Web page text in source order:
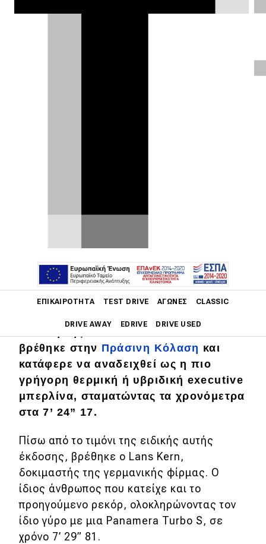
ΕΠΙΚΑΙΡΌΤΗΤΑ TEST DRIVE ΑΓΏΝΕΣ CLASSIC
DRIVE AWAY EDRIVE DRIVE USED
Main navigation
Επικαιρότητα
Νέα μοντέλα
Πρωτότυπα
Ελλάδα
Κόσμος
Τεχνολογία
Ασφάλεια
Αγορά
προηγούμενο ρεκόρ της. Και το
βρέθηκε στην Πράσινη Κόλαση και
κατάφερε να αναδειχθεί ως η πιο
γρήγορη θερμική ή υβριδική executive
μπερλίνα, σταματώντας τα χρονόμετρα
στα 7’ 24” 17.
Πίσω από το τιμόνι της ειδικής αυτής
έκδοσης, βρέθηκε ο Lans Kern,
δοκιμαστής της γερμανικής φίρμας. Ο
ίδιος άνθρωπος που κατείχε και το
προηγούμενο ρεκόρ, ολοκληρώνοντας τον
ίδιο γύρο με μια Panamera Turbo S, σε
χρόνο 7’ 29” 81.